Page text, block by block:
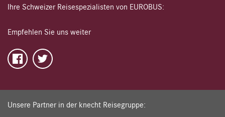
Ihre Schweizer Reisespezialisten von EUROBUS:
Empfehlen Sie uns weiter
Unsere Partner in der knecht Reisegruppe: